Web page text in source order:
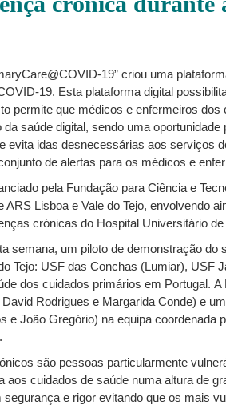
19” criou uma
19. Esta plataforma digital
permite que médicos e enfermeiros
da saúde digital, sendo uma
evita idas desnecessárias aos serviços
de alertas para os médicos e
pela Fundação para Ciência e
ARS Lisboa e Vale do Tejo, envolvendo
crónicas do Hospital Universitário
semana, um piloto de demonstração
Tejo: USF das Conchas (Lumiar), USF
dos cuidados primários em Portugal.
Rodrigues e Margarida Conde) e
e João Gregório) na equipa
são pessoas particularmente
aos cuidados de saúde numa altura de
e rigor evitando que os mais